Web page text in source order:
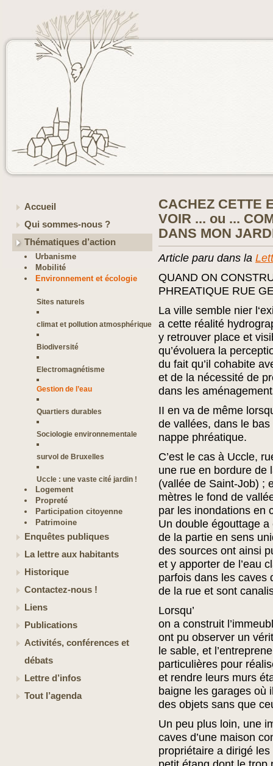
Accueil
Qui sommes-nous ?
Thématiques d’action
Urbanisme
Mobilité
Environnement et écologie
Sites naturels
climat et pollution atmosphérique
Biodiversité
Electromagnétisme
Gestion de l’eau
Quartiers durables
Sociologie environnementale
survol de Bruxelles
Uccle : une vaste cité jardin !
Logement
Propreté
Participation citoyenne
Patrimoine
Enquêtes publiques
La lettre aux habitants
Historique
Contactez-nous !
Liens
Publications
Activités, conférences et
débats
Lettre d’infos
Tout l’agenda
CACHEZ CETTE
VOIR ... ou ...
DANS MON
Article paru dans la
QUAND ON
PHREATIQUE RUE
La ville semble nier
a cette réalité
y retrouver place et
qu’évoluera la
du fait qu’il cohabite
et de la nécessité de
dans les
II en va de même
de vallées, dans le bas
nappe phréatique.
C’est le cas à Uccle,
une rue en bordure de
(vallée de Saint-Job) ;
mètres le fond de
par les inondations en
Un double égouttage
de la partie en sens
des sources ont ainsi
et y apporter de l’eau
parfois dans les caves
de la rue et sont
Lorsqu’
on a construit
ont pu observer un
le sable, et
particulières pour
et rendre leurs murs
baigne les garages où
des objets sans que
Un peu plus loin, une
caves d’une maison
propriétaire a dirigé